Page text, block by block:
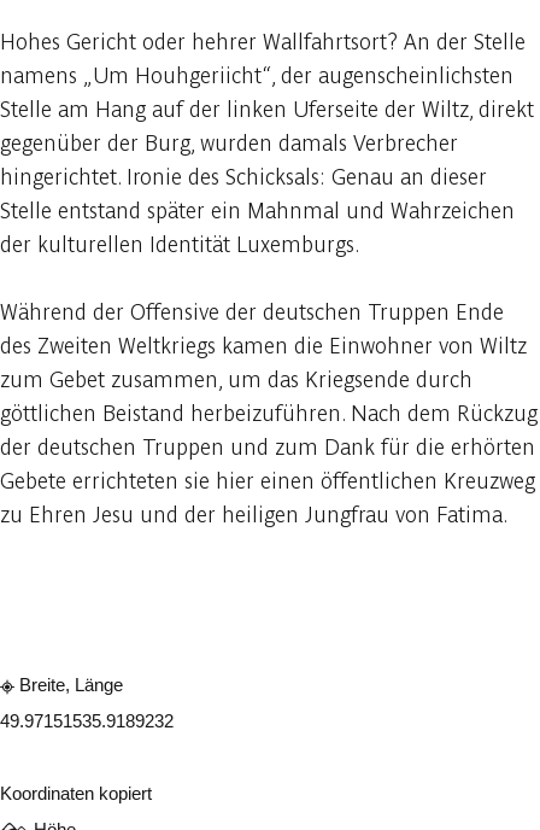
Hohes Gericht oder hehrer Wallfahrtsort? An der Stelle
namens „Um Houhgeriicht“, der augenscheinlichsten
Stelle am Hang auf der linken Uferseite der Wiltz, direkt
gegenüber der Burg, wurden damals Verbrecher
hingerichtet. Ironie des Schicksals: Genau an dieser
Stelle entstand später ein Mahnmal und Wahrzeichen
der kulturellen Identität Luxemburgs.
Während der Offensive der deutschen Truppen Ende
des Zweiten Weltkriegs kamen die Einwohner von Wiltz
zum Gebet zusammen, um das Kriegsende durch
göttlichen Beistand herbeizuführen. Nach dem Rückzug
der deutschen Truppen und zum Dank für die erhörten
Gebete errichteten sie hier einen öffentlichen Kreuzweg
zu Ehren Jesu und der heiligen Jungfrau von Fatima.
Breite, Länge
49.97151535.9189232
Koordinaten kopiert